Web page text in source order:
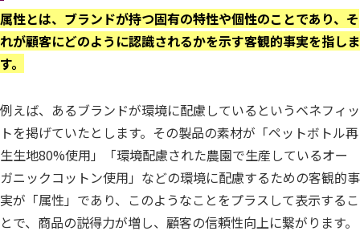
属性とは、ブランドが持つ固有の特性や個性のことであり、そ
れが顧客にどのように認識されるかを示す客観的事実を指しま
す。
例えば、あるブランドが環境に配慮しているというベネフィッ
トを掲げていたとします。その製品の素材が「ペットボトル再
生生地80%使用」「環境配慮された農園で生産しているオー
ガニックコットン使用」などの環境に配慮するための客観的事
実が「属性」であり、このようなことをプラスして表示するこ
とで、商品の説得力が増し、顧客の信頼性向上に繋がります。